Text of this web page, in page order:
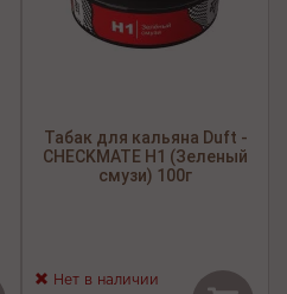
Табак для кальяна Duft -
CHECKMATE H1 (Зеленый
смузи) 100г
Нет в наличии